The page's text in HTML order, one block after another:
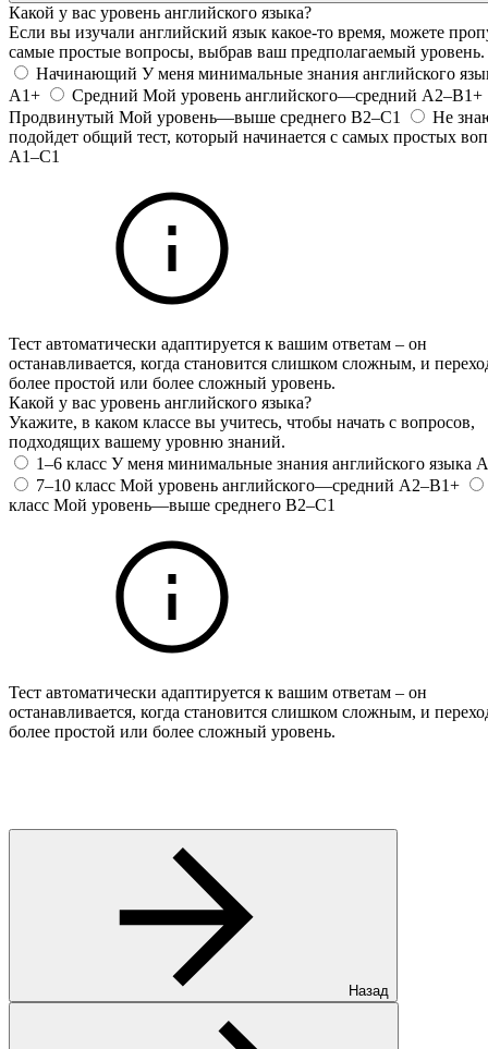
Какой у вас уровень английского языка?
Если вы изучали английский язык какое-то время, можете
самые простые вопросы, выбрав ваш предполагаемый уровень.
Начинающий У меня минимальные знания английского
A1+
Средний Мой уровень английского—средний A2–B1+
Продвинутый Мой уровень—выше среднего B2–C1
Не
подойдет общий тест, который начинается с самых простых
A1–C1
Тест автоматически адаптируется к вашим ответам – он
останавливается, когда становится слишком сложным, и
более простой или более сложный уровень.
Какой у вас уровень английского языка?
Укажите, в каком классе вы учитесь, чтобы начать с вопросов,
подходящих вашему уровню знаний.
1–6 класс У меня минимальные знания английского языка
7–10 класс Мой уровень английского—средний A2–B1+
класс Мой уровень—выше среднего B2–C1
Тест автоматически адаптируется к вашим ответам – он
останавливается, когда становится слишком сложным, и
более простой или более сложный уровень.
Назад